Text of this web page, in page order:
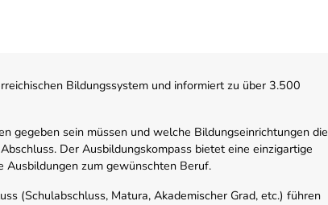
Bildungssystem und informiert zu über 3.500
gegeben sein müssen und welche Bildungseinrichtungen die
Der Ausbildungskompass bietet eine einzigartige
Ausbildungen zum gewünschten Beruf.
(Schulabschluss, Matura, Akademischer Grad, etc.) führen